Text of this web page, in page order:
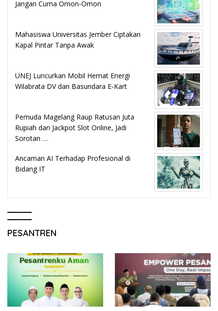
Jangan Cuma Omon-Omon
Mahasiswa Universitas Jember Ciptakan
Kapal Pintar Tanpa Awak
UNEJ Luncurkan Mobil Hemat Energi
Wilabrata DV dan Basundara E-Kart
Pemuda Magelang Raup Ratusan Juta
Rupiah dari Jackpot Slot Online, Jadi
Sorotan …
Ancaman AI Terhadap Profesional di
Bidang IT
PESANTREN